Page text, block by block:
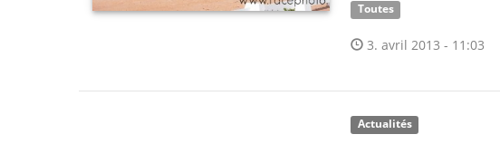
Toutes
3. avril 2013 - 11:03
Actualités